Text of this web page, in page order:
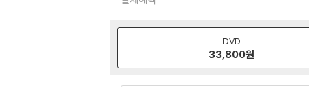
DVD
33,800원